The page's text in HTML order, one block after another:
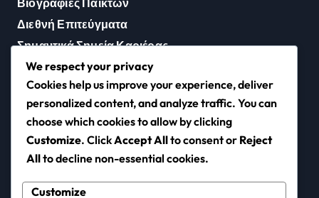
Βιογραφίες Παικτών
Διεθνή Επιτεύγματα
Σημαντικά Σημεία Καριέρας
mediterranean-
sea.gr
We respect your privacy
Cookies help us improve your experience, deliver
personalized content, and analyze traffic. You can
choose which cookies to allow by clicking
Customize. ClickAccept Allto consent or Reject
Allto decline non-essential cookies.
Customize